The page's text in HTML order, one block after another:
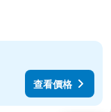
查看價格